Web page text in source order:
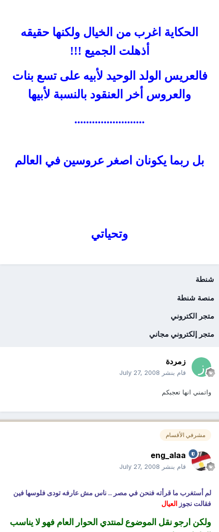
الحكاية اغرب من الخيال ولكنها حقيقه
أذهلت الجميع !!!
فالعريس الولد الوحيد لأبيه على تسع بنات
والعروس أخر العنقود بالنسبة لأبيها
........................
بل ربما يكونان اصغر عروسين في العالم
وتحياتي
شنطة
منصة شنطة
متجر الكتروني
متجر إلكتروني مجاني
زمردة
قام بنشر July 27, 2008
واتمني انها تعجبكم
مشرفي الأقسام
eng_alaa
قام بنشر July 27, 2008
لم أستغرب ما قرأته فنحن في مصر .. ناس مش عارفه تودى فلوسها فين
فقالت نجوز العيال
ولكن ارجو نقل الموضوع لمنتدي الحوار العام فهو لا يناسب